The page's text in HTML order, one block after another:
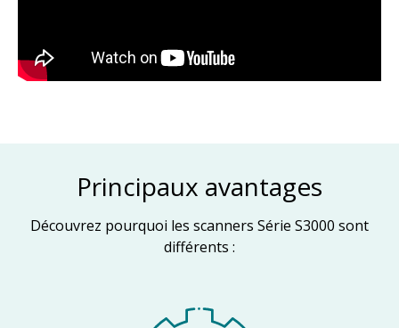
Principaux avantages
Découvrez pourquoi les scanners Série S3000 sont
différents :